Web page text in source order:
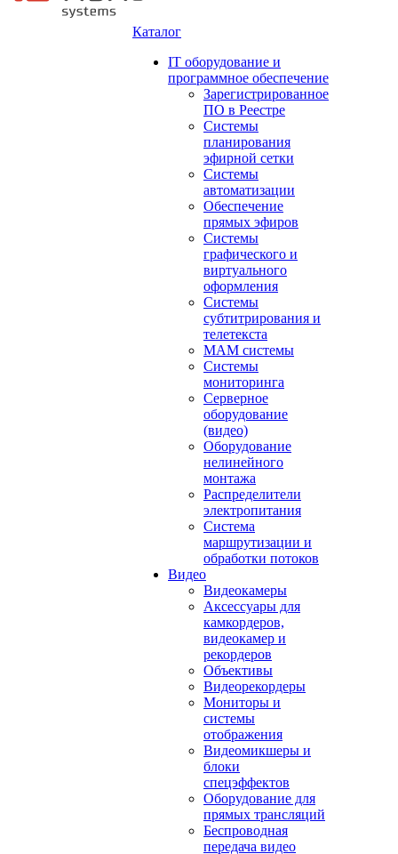
Каталог
IT оборудование и
программное обеспечение
Зарегистрированное
ПО в Реестре
Системы
планирования
эфирной сетки
Системы
автоматизации
Обеспечение
прямых эфиров
Системы
графического и
виртуального
оформления
Системы
субтитрирования и
телетекста
MAM системы
Системы
мониторинга
Серверное
оборудование
(видео)
Оборудование
нелинейного
монтажа
Распределители
электропитания
Система
маршрутизации и
обработки потоков
Видео
Видеокамеры
Аксессуары для
камкордеров,
видеокамер и
рекордеров
Объективы
Видеорекордеры
Мониторы и
системы
отображения
Видеомикшеры и
блоки
спецэффектов
Оборудование для
прямых трансляций
Беспроводная
передача видео